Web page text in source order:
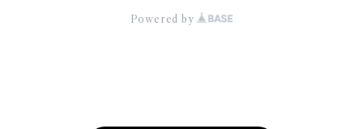
Powered by